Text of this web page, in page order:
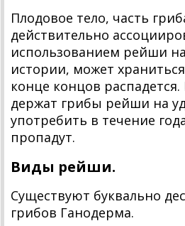
Плодовое тело, часть
действительно
использованием рейши
истории, может
конце концов
держат грибы рейши на
употребить в течение
пропадут.
Виды рейши.
Существуют буквально
грибов Ганодерма.